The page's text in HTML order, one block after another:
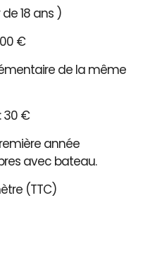
18 ans )
€
de la même
30 €
année
avec bateau.
(TTC)